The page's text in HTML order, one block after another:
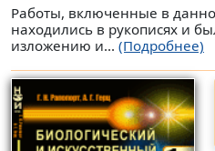
Работы, включенные в
находились в рукописях и
изложению и... (Подробнее)